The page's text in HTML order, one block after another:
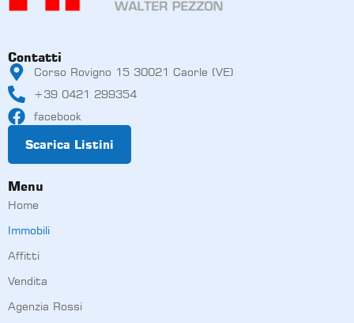
Contatti
Corso Rovigno 15 30021 Caorle (VE)
+39 0421 299354
facebook
Scarica Listini
Menu
Home
Immobili
Affitti
Vendita
Agenzia Rossi